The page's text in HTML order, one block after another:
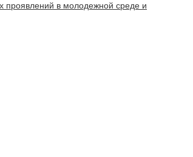
проявлений в молодежной среде и